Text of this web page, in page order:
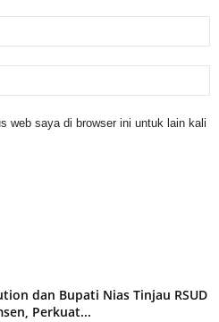
web saya di browser ini untuk lain kali
dan Bupati Nias Tinjau RSUD
Perkuat...